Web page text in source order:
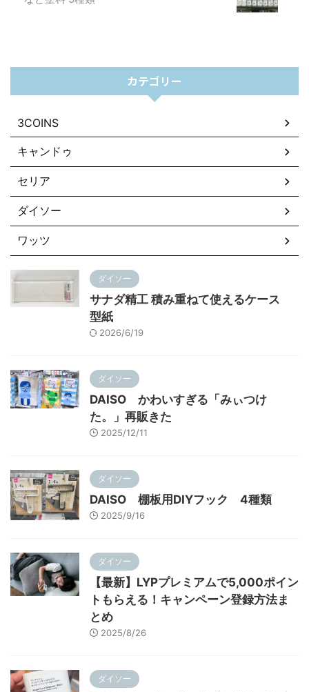
カテゴリー
3COINS
キャンドゥ
セリア
ダイソー
ワッツ
ダイソー
サナダ精工 積み重ねて使えるケース
型紙
2026/6/19
ダイソー
DAISO かわいすぎる「みぃつけ
た。」再販きた
2025/12/11
ダイソー
DAISO 棚板用DIYフック 4種類
2025/9/16
ダイソー
【最新】LYPプレミアムで5,000ポイン
トもらえる！キャンペーン登録方法ま
とめ
2025/8/26
ダイソー